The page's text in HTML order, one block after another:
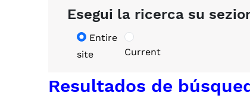
Esegui la ricerca su
Entire
site
Current
Resultados de